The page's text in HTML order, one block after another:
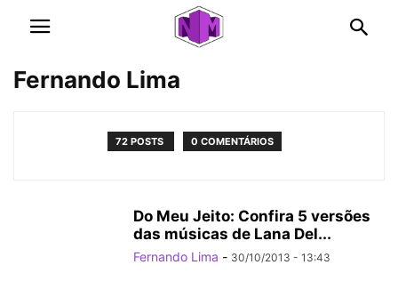
Fernando Lima
72 POSTS 0 COMENTÁRIOS
Do Meu Jeito: Confira 5 versões
das músicas de Lana Del...
Fernando Lima - 30/10/2013 - 13:43